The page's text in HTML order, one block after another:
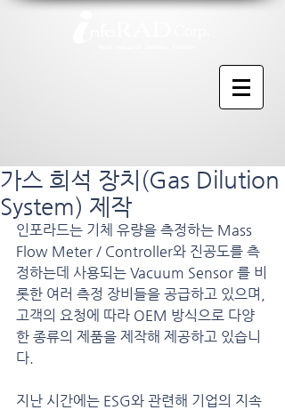
가스 희석 장치(Gas Dilution
System) 제작
인포라드는 기체 유량을 측정하는 Mass
Flow Meter / Controller와 진공도를 측
정하는데 사용되는 Vacuum Sensor 를 비
롯한 여러 측정 장비들을 공급하고 있으며,
고객의 요청에 따라 OEM 방식으로 다양
한 종류의 제품을 제작해 제공하고 있습니
다.
지난 시간에는 ESG와 관련해 기업의 지속